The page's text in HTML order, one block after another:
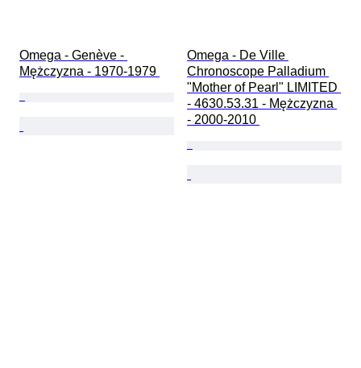
Omega - Genève -
Mężczyzna - 1970-1979
Omega - De Ville
Chronoscope Palladium
"Mother of Pearl" LIMITED
- 4630.53.31 - Mężczyzna
- 2000-2010